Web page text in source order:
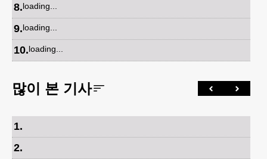
8.loading...
9.loading...
10.loading...
많이 본 기사
1.
2.